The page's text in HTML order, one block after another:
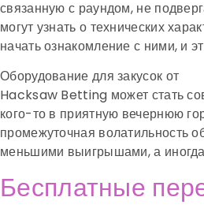
связанную с раундом, не
могут узнать о технических
начать ознакомление с ними, и
Оборудование для закусок от
Hacksaw Betting может стать
кого-то в приятную вечернюю
промежуточная волатильность
меньшими выигрышами, а
Бесплатные